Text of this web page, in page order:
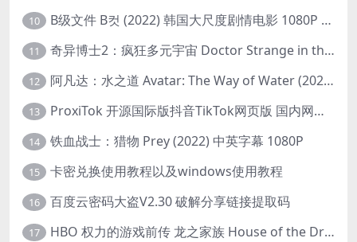
10 B级文件 B컷 (2022) 韩国大尺度剧情电影 1080P 中字
11 奇异博士2：疯狂多元宇宙 Doctor Strange in the Multiverse of Madness (2022) 高清版1080p
12 阿凡达：水之道 Avatar: The Way of Water (2022) 1080p 2k 4k 中文字幕
13 ProxiTok 开源国际版抖音TikTok网页版 国内网络直连
14 铁血战士：猎物 Prey (2022) 中英字幕 1080P
15 卡密兑换使用教程以及windows使用教程
16 百度云密码大盗V2.30 破解分享链接提取码
17 HBO 权力的游戏前传 龙之家族 House of the Dragon (2022) 中字 1080P 更新4集